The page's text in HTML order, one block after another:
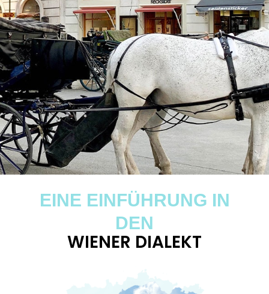
EINE EINFÜHRUNG IN
DEN
WIENER DIALEKT